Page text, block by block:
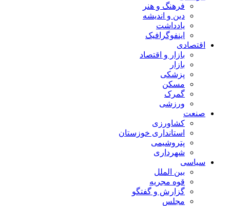
فرهنگ و هنر
دین و اندیشه
یادداشت
اینفوگرافیک
اقتصادی
بازار و اقتصاد
بازار
پزشکی
مسکن
گمرک
ورزشی
صنعت
کشاورزی
استانداری خوزستان
پتروشیمی
شهرداری
سیاسی
بین الملل
قوه مجریه
گزارش و گفتگو
مجلس